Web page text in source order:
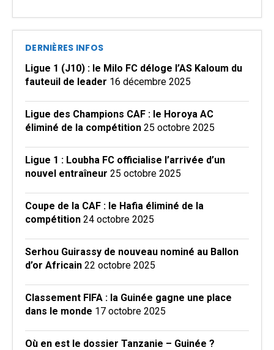
DERNIÈRES INFOS
Ligue 1 (J10) : le Milo FC déloge l’AS Kaloum du
fauteuil de leader 16 décembre 2025
Ligue des Champions CAF : le Horoya AC
éliminé de la compétition 25 octobre 2025
Ligue 1 : Loubha FC officialise l’arrivée d’un
nouvel entraîneur 25 octobre 2025
Coupe de la CAF : le Hafia éliminé de la
compétition 24 octobre 2025
Serhou Guirassy de nouveau nominé au Ballon
d’or Africain 22 octobre 2025
Classement FIFA : la Guinée gagne une place
dans le monde 17 octobre 2025
Où en est le dossier Tanzanie – Guinée ?